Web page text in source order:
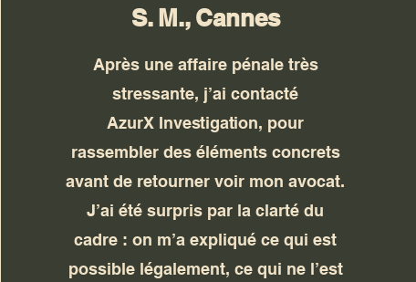
S. M., Cannes
Après une affaire pénale très
stressante, j’ai contacté
AzurX Investigation, pour
rassembler des éléments concrets
avant de retourner voir mon avocat.
J’ai été surpris par la clarté du
cadre : on m’a expliqué ce qui est
possible légalement, ce qui ne l’est